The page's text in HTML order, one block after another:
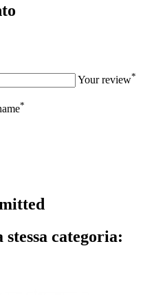
Your review*
*
categoria: